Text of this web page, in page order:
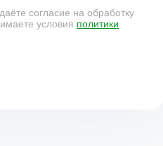
согласие на обработку
условия политики